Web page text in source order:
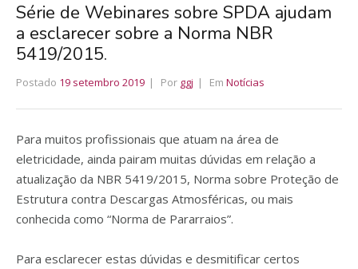
Série de Webinares sobre SPDA ajudam
a esclarecer sobre a Norma NBR
5419/2015.
Postado 19 setembro 2019 Por ggj Em Notícias
Para muitos profissionais que atuam na área de
eletricidade, ainda pairam muitas dúvidas em relação a
atualização da NBR 5419/2015, Norma sobre Proteção de
Estrutura contra Descargas Atmosféricas, ou mais
conhecida como “Norma de Pararraios”.
Para esclarecer estas dúvidas e desmitificar certos